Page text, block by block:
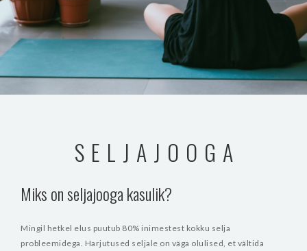
SELJAJOOGA
Miks on seljajooga kasulik?
Mingil hetkel elus puutub 80% inimestest kokku selja
probleemidega. Harjutused seljale on väga olulised, et vältida